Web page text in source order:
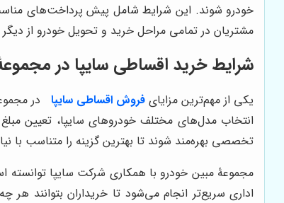
خودرو شوند. این شرایط شامل پیش پرداخت‌های
مشتریان در تمامی مراحل خرید و تحویل خودرو از
شرایط خرید اقساطی سایپا در
یکی از مهم‌ترین مزایای فروش اقساطی سایپا
در
انتخاب مدل‌های مختلف خودروهای سایپا، تعیین
تخصصی بهره‌مند شوند تا بهترین گزینه را متناسب با
مجموعۀ مبین خودرو با همکاری شرکت سایپا توانسته
اداری سریع‌تر انجام می‌شود تا خریداران بتوانند